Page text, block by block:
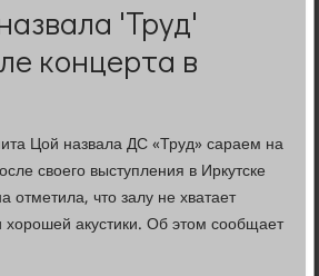
'Труд'
концерта в
Цой назвала ДС «Труд» сараем на
своего выступления в Иркутске
отметила, что залу не хватает
хорошей акустики. Об этом сообщает